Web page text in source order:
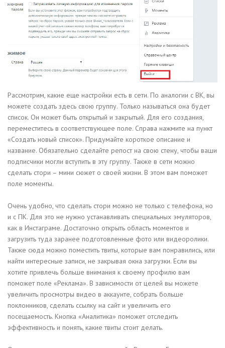
Рассмотрим, какие еще настройки есть в сети. По аналогии с ВК, вы
можете создать здесь свою группу. Только называться она будет
список. Он может быть открытый и закрытый. Для его создания,
переместитесь в соответствующее поле. Справа нажмите на пункт
«Создать новый список». Придумайте короткое описание и
название. Обязательно сделайте репост на свою стену, чтобы ваши
подписчики могли вступить в эту группу. Также в сети можно
сделать стори – мини сюжет о своей жизни. В этом вам поможет
поле моменты.
Очень удобно, что сделать стори можно не только с телефона, но
и с ПК. Для это не нужно устанавливать специальных эмуляторов,
как в Инстаграме. Достаточно открыть область моментов и
загрузить туда заранее подготовленные фото или видеоролики.
Также сюда можно поместить твиты, которые вам понравились, или
найти интересные записи, не закрывая окна загрузки. Если вы
хотите привлечь больше внимания к своему профилю вам
поможет поле «Реклама». В зависимости от целей вы можете
увеличить просмотры видео в аккаунте, собрать больше
поклонников, сделать ссылку на сайт и увеличить его
посещаемость. Кнопка «Аналитика» поможет отследить
эффективность и понять, какие твиты стоит делать.